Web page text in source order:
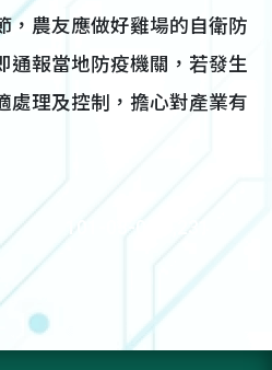
，農友應做好雞場的自衛防
通報當地防疫機關，若發生
處理及控制，擔心對產業有
101-03-05:3,231